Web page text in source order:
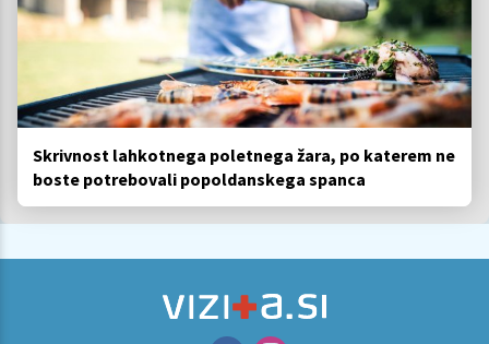
Skrivnost lahkotnega poletnega žara, po katerem ne
boste potrebovali popoldanskega spanca